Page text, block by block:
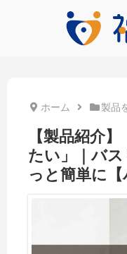
ホーム 製品
【製品紹介
たい」｜バ
っと簡単に